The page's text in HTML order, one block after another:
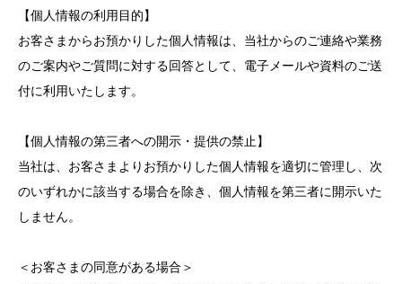
【個人情報の利用目的】
お客さまからお預かりした個人情報は、当社からのご連絡や業務
のご案内やご質問に対する回答として、電子メールや資料のご送
付に利用いたします。
【個人情報の第三者への開示・提供の禁止】
当社は、お客さまよりお預かりした個人情報を適切に管理し、次
のいずれかに該当する場合を除き、個人情報を第三者に開示いた
しません。
＜お客さまの同意がある場合＞